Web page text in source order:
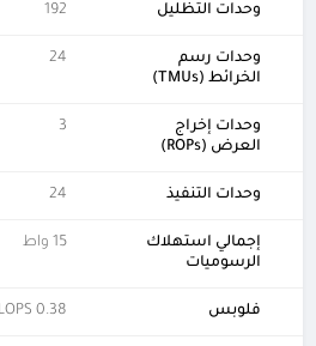
وحدات التظليل 192
وحدات رسم
الخرائط (TMUs)
24
وحدات إخراج
العرض (ROPs)
3
وحدات التنفيذ 24
إجمالي استهلاك
الرسوميات
15 واط
فلوبس 0.38 TFLOPS